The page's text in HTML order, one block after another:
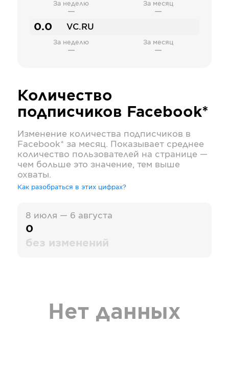
За неделю
—
За месяц
—
0.0 VC.RU
За неделю
—
За месяц
—
Количество
подписчиков Facebook*
Изменение количества подписчиков в
Facebook* за месяц. Показывает среднее
количество пользователей на странице —
чем больше это значение, тем выше
охваты.
Как разобраться в этих цифрах?
8 июля — 6 августа
0
без изменений
Нет данных